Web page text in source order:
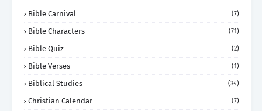
Bible Carnival (7)
Bible Characters (71)
Bible Quiz (2)
Bible Verses (1)
Biblical Studies (34)
Christian Calendar (7)